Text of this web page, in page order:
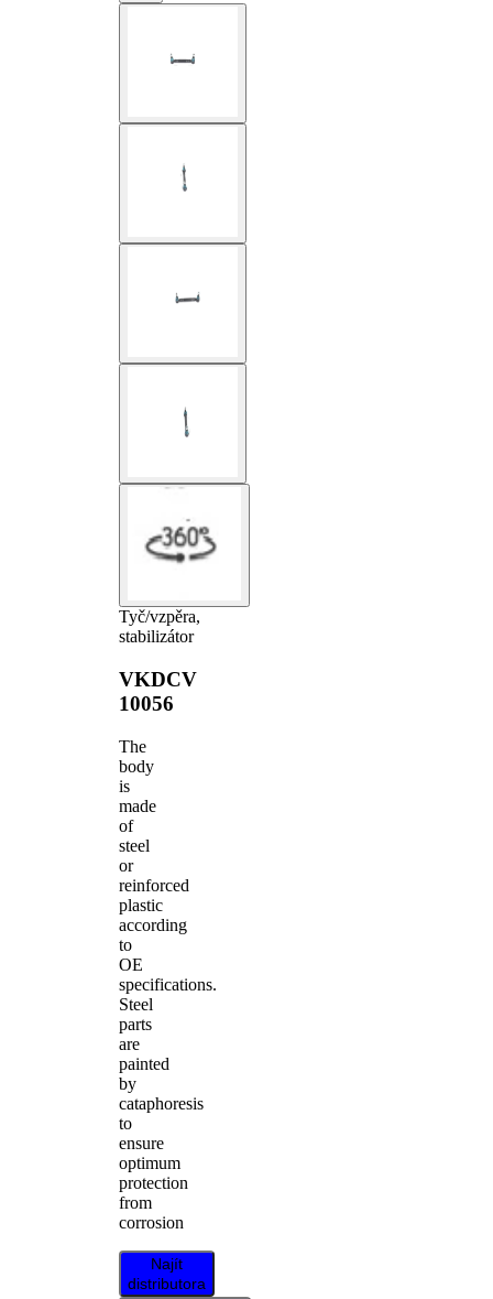
Tyč/vzpěra,
stabilizátor
VKDCV
10056
The
body
is
made
of
steel
or
reinforced
plastic
according
to
OE
specifications.
Steel
parts
are
painted
by
cataphoresis
to
ensure
optimum
protection
from
corrosion
Najít
distributora